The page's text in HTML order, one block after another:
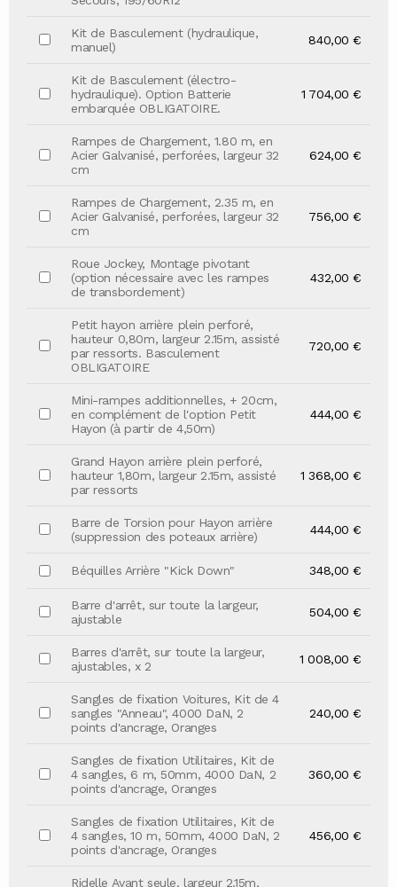
Kit de Basculement (hydraulique,
manuel)
840,00 €
Kit de Basculement (électro-
hydraulique). Option Batterie
embarquée OBLIGATOIRE.
1 704,00 €
Rampes de Chargement, 1.80 m, en
Acier Galvanisé, perforées, largeur 32
cm
624,00 €
Rampes de Chargement, 2.35 m, en
Acier Galvanisé, perforées, largeur 32
cm
756,00 €
Roue Jockey, Montage pivotant
(option nécessaire avec les rampes
de transbordement)
432,00 €
Petit hayon arrière plein perforé,
hauteur 0,80m, largeur 2.15m, assisté
par ressorts. Basculement
OBLIGATOIRE
720,00 €
Mini-rampes additionnelles, + 20cm,
en complément de l'option Petit
Hayon (à partir de 4,50m)
444,00 €
Grand Hayon arrière plein perforé,
hauteur 1,80m, largeur 2.15m, assisté
par ressorts
1 368,00 €
Barre de Torsion pour Hayon arrière
(suppression des poteaux arrière)
444,00 €
Béquilles Arrière "Kick Down" 348,00 €
Barre d'arrêt, sur toute la largeur,
ajustable
504,00 €
Barres d'arrêt, sur toute la largeur,
ajustables, x 2
1 008,00 €
Sangles de fixation Voitures, Kit de 4
sangles "Anneau", 4000 DaN, 2
points d'ancrage, Oranges
240,00 €
Sangles de fixation Utilitaires, Kit de
4 sangles, 6 m, 50mm, 4000 DaN, 2
points d'ancrage, Oranges
360,00 €
Sangles de fixation Utilitaires, Kit de
4 sangles, 10 m, 50mm, 4000 DaN, 2
points d'ancrage, Oranges
456,00 €
Ridelle Avant seule, largeur 2.15m,